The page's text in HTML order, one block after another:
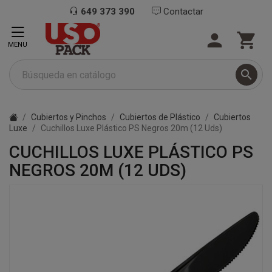
649 373 390 Contactar

 
MENU
Cubiertos y Pinchos Cubiertos de Plástico
Cubiertos
Luxe
Cuchillos Luxe Plástico PS Negros 20m (12 Uds)
CUCHILLOS LUXE PLÁSTICO PS
NEGROS 20M (12 UDS)